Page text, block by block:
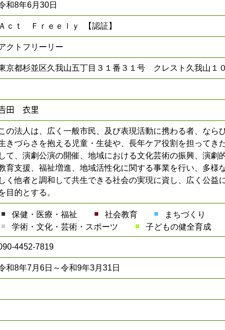
和8年6月30日
Ａｃｔ Ｆｒｅｅｌｙ 【認証】
クトフリーリー
京都杉並区久我山五丁目３１番３１号 クレスト久我山１
田 衣里
の法人は、広く一般市民、及び表現活動に携わる者、なら
きづらさを抱える児童・生徒や、長年ケア役割を担ってき
して、演劇公演の開催、地域における文化芸術の振興、演劇
育支援、福祉増進、地域活性化に関する事業を行い、多様
しく他者と調和して共生できる社会の実現に資し、広く公益
目的とする。
保健・医療・福祉 社会教育
まちづくり
学術・文化・芸術・スポーツ
子どもの健全育成
4452-7819
和8年7月6日～令和9年3月31日